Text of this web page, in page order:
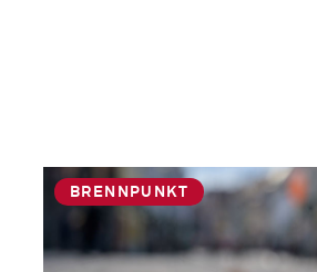
BRENNPUNKT